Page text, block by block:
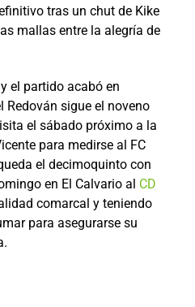
tras un chut de Kike
mallas entre la alegría de
el partido acabó en
Redován sigue el noveno
el sábado próximo a la
para medirse al FC
el decimoquinto con
en El Calvario al CD
comarcal y teniendo
para asegurarse su